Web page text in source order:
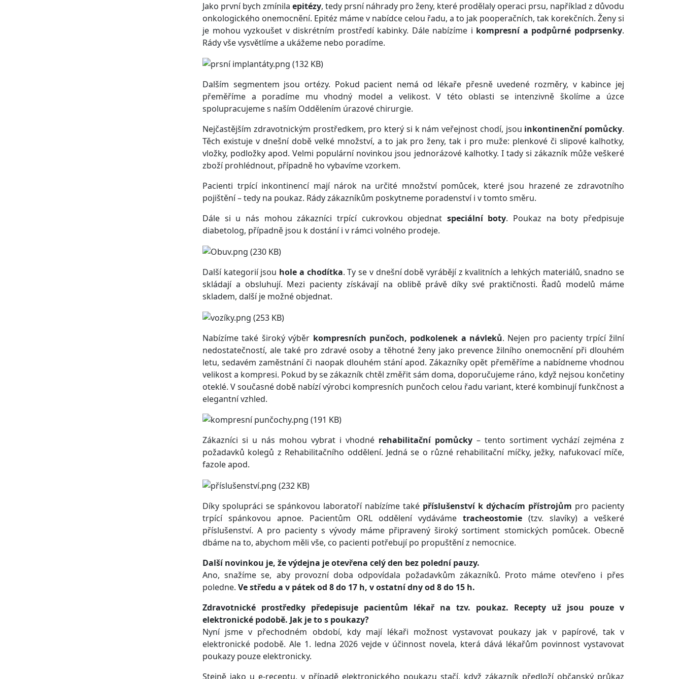
Jako první bych zmínila epitézy, tedy prsní náhrady pro ženy, které prodělaly operaci prsu, například z důvodu
onkologického onemocnění. Epitéz máme v nabídce celou řadu, a to jak pooperačních, tak korekčních. Ženy si
je mohou vyzkoušet v diskrétním prostředí kabinky. Dále nabízíme i kompresní a podpůrné podprsenky.
Rády vše vysvětlíme a ukážeme nebo poradíme.
Dalším segmentem jsou ortézy. Pokud pacient nemá od lékaře přesně uvedené rozměry, v kabince jej
přeměříme a poradíme mu vhodný model a velikost. V této oblasti se intenzivně školíme a úzce
spolupracujeme s naším Oddělením úrazové chirurgie.
Nejčastějším zdravotnickým prostředkem, pro který si k nám veřejnost chodí, jsou inkontinenční pomůcky.
Těch existuje v dnešní době velké množství, a to jak pro ženy, tak i pro muže: plenkové či slipové kalhotky,
vložky, podložky apod. Velmi populární novinkou jsou jednorázové kalhotky. I tady si zákazník může veškeré
zboží prohlédnout, případně ho vybavíme vzorkem.
Pacienti trpící inkontinencí mají nárok na určité množství pomůcek, které jsou hrazené ze zdravotního
pojištění – tedy na poukaz. Rády zákazníkům poskytneme poradenství i v tomto směru.
Dále si u nás mohou zákazníci trpící cukrovkou objednat speciální boty. Poukaz na boty předpisuje
diabetolog, případně jsou k dostání i v rámci volného prodeje.
Další kategorií jsou hole a chodítka. Ty se v dnešní době vyrábějí z kvalitních a lehkých materiálů, snadno se
skládají a obsluhují. Mezi pacienty získávají na oblibě právě díky své praktičnosti. Řadů modelů máme
skladem, další je možné objednat.
Nabízíme také široký výběr kompresních punčoch, podkolenek a návleků. Nejen pro pacienty trpící žilní
nedostatečností, ale také pro zdravé osoby a těhotné ženy jako prevence žilního onemocnění při dlouhém
letu, sedavém zaměstnání či naopak dlouhém stání apod. Zákazníky opět přeměříme a nabídneme vhodnou
velikost a kompresi. Pokud by se zákazník chtěl změřit sám doma, doporučujeme ráno, když nejsou končetiny
oteklé. V současné době nabízí výrobci kompresních punčoch celou řadu variant, které kombinují funkčnost a
elegantní vzhled.
Zákazníci si u nás mohou vybrat i vhodné rehabilitační pomůcky – tento sortiment vychází zejména z
požadavků kolegů z Rehabilitačního oddělení. Jedná se o různé rehabilitační míčky, ježky, nafukovací míče,
fazole apod.
Díky spolupráci se spánkovou laboratoří nabízíme také příslušenství k dýchacím přístrojům pro pacienty
trpící spánkovou apnoe. Pacientům ORL oddělení vydáváme tracheostomie (tzv. slavíky) a veškeré
příslušenství. A pro pacienty s vývody máme připravený široký sortiment stomických pomůcek. Obecně
dbáme na to, abychom měli vše, co pacienti potřebují po propuštění z nemocnice.
Další novinkou je, že výdejna je otevřena celý den bez polední pauzy.
Ano, snažíme se, aby provozní doba odpovídala požadavkům zákazníků. Proto máme otevřeno i přes
poledne. Ve středu a v pátek od 8 do 17 h, v ostatní dny od 8 do 15 h.
Zdravotnické prostředky předepisuje pacientům lékař na tzv. poukaz. Recepty už jsou pouze v
elektronické podobě. Jak je to s poukazy?
Nyní jsme v přechodném období, kdy mají lékaři možnost vystavovat poukazy jak v papírové, tak v
elektronické podobě. Ale 1. ledna 2026 vejde v účinnost novela, která dává lékařům povinnost vystavovat
poukazy pouze elektronicky.
Stejně jako u e-receptu, v případě elektronického poukazu stačí, když zákazník předloží občanský průkaz